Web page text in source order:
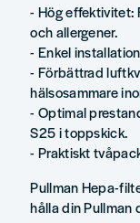
- Hög effektivitet:
och allergener.
- Enkel
- Förbättrad
hälsosammare
- Optimal
S25 i toppskick.
- Praktiskt
Pullman Hepa-
hålla din Pullman